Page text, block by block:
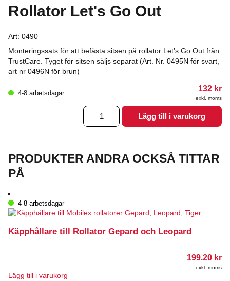
Rollator Let's Go Out
Art: 0490
Monteringssats för att befästa sitsen på rollator Let’s Go Out från
TrustCare. Tyget för sitsen säljs separat (Art. Nr. 0495N för svart,
art nr 0496N för brun)
4-8 arbetsdagar
132 kr
exkl. moms
Monteringsset
till
Go
Lägg till i varukorg
PRODUKTER ANDRA OCKSÅ TITTAR
PÅ
4-8 arbetsdagar
Käpphållare till Rollator Gepard och Leopard
199.20 kr
exkl. moms
Lägg till i varukorg